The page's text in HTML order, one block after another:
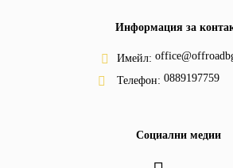
Информация за
Имейл:
Телефон: 0889197759
Социални медии